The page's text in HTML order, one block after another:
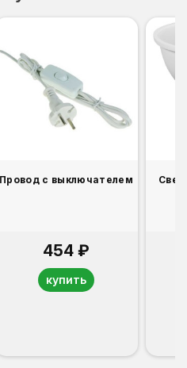
Провод с выключателем
454 ₽
купить